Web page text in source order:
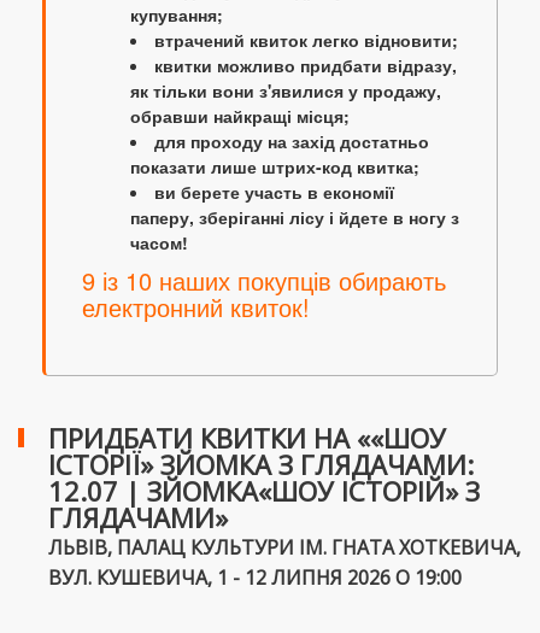
купування;
втрачений квиток легко відновити;
квитки можливо придбати відразу,
як тільки вони з'явилися у продажу,
обравши найкращі місця;
для проходу на захід достатньо
показати лише штрих-код квитка;
ви берете участь в економії
паперу, зберіганні лісу і йдете в ногу з
часом!
9 із 10 наших покупців обирають
електронний квиток!
ПРИДБАТИ КВИТКИ НА ««ШОУ
ІСТОРІЇ» ЗЙОМКА З ГЛЯДАЧАМИ:
12.07 | ЗЙОМКА«ШОУ ІСТОРІЙ» З
ГЛЯДАЧАМИ»
ЛЬВІВ, ПАЛАЦ КУЛЬТУРИ ІМ. ГНАТА ХОТКЕВИЧА,
ВУЛ. КУШЕВИЧА, 1 - 12 ЛИПНЯ 2026 О 19:00